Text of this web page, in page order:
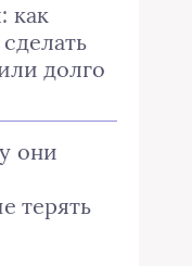
как
долго
они
терять